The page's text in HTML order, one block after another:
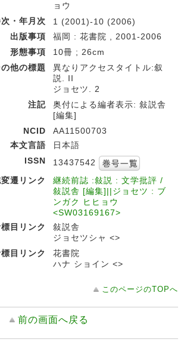
ョウ
・年月次
1 (2001)-10 (2006)
出版事項
福岡 : 花書院 , 2001-2006
形態事項
10冊 ; 26cm
他の標題
異なりアクセスタイトル:叙
説. II
ジョセツ. 2
注記
奥付による編者表示: 敍説舎
[編集]
NCID
AA11500703
本文言語
日本語
ISSN
13437542
遷リンク
継続前誌 :敍説 : 文学批評 /
敍説舎 [編集]||ジョセツ : ブ
ンガク ヒヒョウ
<SW03169167>
目リンク
敍説舎
ジョセツシャ <>
目リンク
花書院
ハナ ショイン <>
このページのTOPへ
前の画面へ戻る